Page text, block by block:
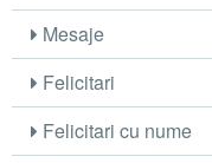
Mesaje
Felicitari
Felicitari cu nume